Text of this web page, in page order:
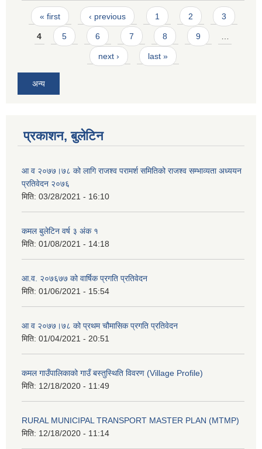
Pages
« first ‹ previous 1 2 3
4 5 6 7 8 9 …
next › last »
अन्य
प्रकाशन, बुलेटिन
आ व २०७७।७८ को लागि राजश्व परामर्श समितिको राजश्व सम्भाव्यता अध्ययन
प्रतिवेदन २०७६
मिति: 03/28/2021 - 16:10
कमल बुलेटिन वर्ष ३ अंक १
मिति: 01/08/2021 - 14:18
आ.व. २०७६७७ को वार्षिक प्रगति प्रतिवेदन
मिति: 01/06/2021 - 15:54
आ व २०७७।७८ को प्रथम चौमासिक प्रगति प्रतिवेदन
मिति: 01/04/2021 - 20:51
कमल गाउँपालिकाको गाउँ बस्तुस्थिति विवरण (Village Profile)
मिति: 12/18/2020 - 11:49
RURAL MUNICIPAL TRANSPORT MASTER PLAN (MTMP)
मिति: 12/18/2020 - 11:14